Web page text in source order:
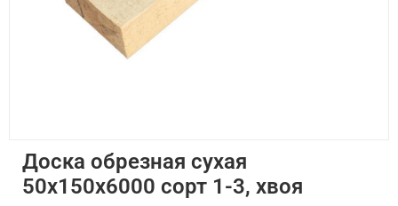
Доска обрезная сухая
50х150х6000 сорт 1-3, хвоя